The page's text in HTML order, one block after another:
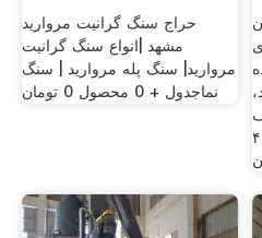
حراج سنگ گرانیت مروارید
مشهد |انواع سنگ گرانیت
مروارید| سنگ پله مروارید | سنگ
نماجدول + 0 محصول 0 تومان
سنگبری گرانیت سنگ اسپادانا ۴